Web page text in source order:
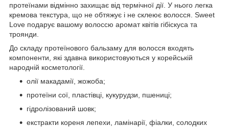
протеїнами відмінно захищає від термічної дії. У нього легка
кремова текстура, що не обтяжує і не склеює волосся. Sweet
Love подарує вашому волоссю аромат квітів гібіскуса та
троянди.
До складу протеїнового бальзаму для волосся входять
компоненти, які здавна використовуються у корейській
народній косметології.
олії макадамії, жожоба;
протеїни сої, пластівці, кукурудзи, пшениці;
гідролізований шовк;
екстракти кореня лепехи, ламінарії, фіалки, солодких